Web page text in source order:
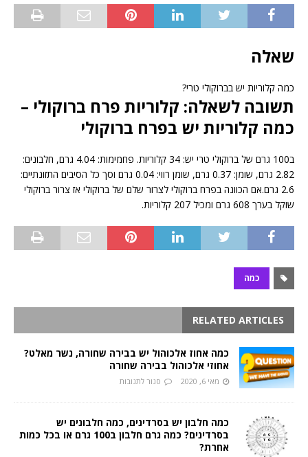
שאלה
כמה קלוריות יש בברוקולי טרי?
תשובה לשאלה: קלוריות פרח ברוקולי –
כמה קלוריות יש בפרח ברוקולי
ב100 גרם של ברוקולי טרי יש: 34 קלוריות. פחמימות: 4.04 גרם, חלבונים:
2.82 גרם, שומן: 0.37 גרם, שומן רווי: 0.04 גרם וסך כל הסיבים התזונתיים:
2.6 גרם.אם הכוונה בפרח ברוקולי לצרור שלם של ברוקולי אז צרור ברוקולי
שוקל בערך 608 גרם ומכיל 207 קלוריות.
כמה
RELATED ARTICLES
כמה אחוז אלכוהול יש בבירה שחורה, נשר מאלט?
אחוזי אלכוהול בבירה שחורה
מאי 6, 2020 סגור לתגובות
כמה חלבון יש בסרדינים, כמה חלבונים יש
בסרדינים? כמה גרם חלבון ב100 גרם או בכל כמות
אחרת?